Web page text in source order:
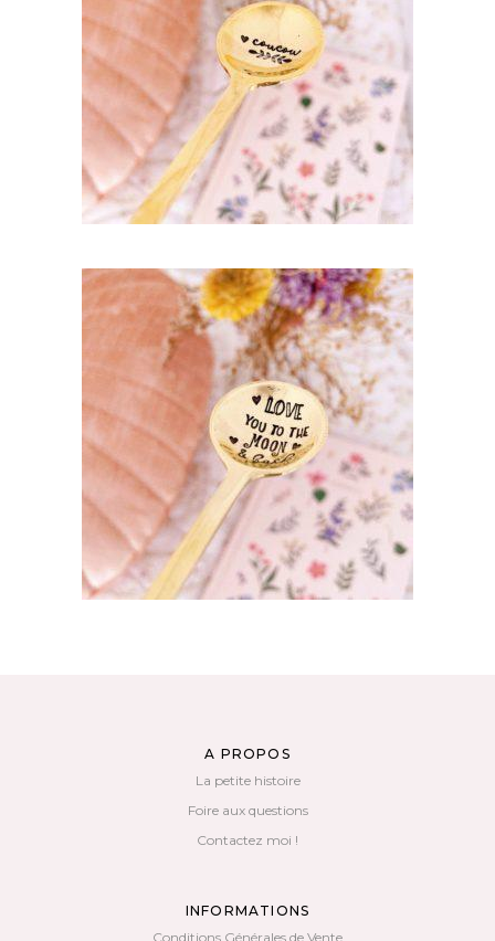
CUILLÈRE GRAVÉE EN LAITON DORÉ LA
LAURA : COUCOU
35,00€
AJOUTER AU PANIER
CUILLÈRE GRAVÉE EN LAITON DORÉ LA
LAURA : LOVE YOU TO THE MOON & BACK
35,00€
AJOUTER AU PANIER
A PROPOS
La petite histoire
Foire aux questions
Contactez moi !
INFORMATIONS
Conditions Générales de Vente